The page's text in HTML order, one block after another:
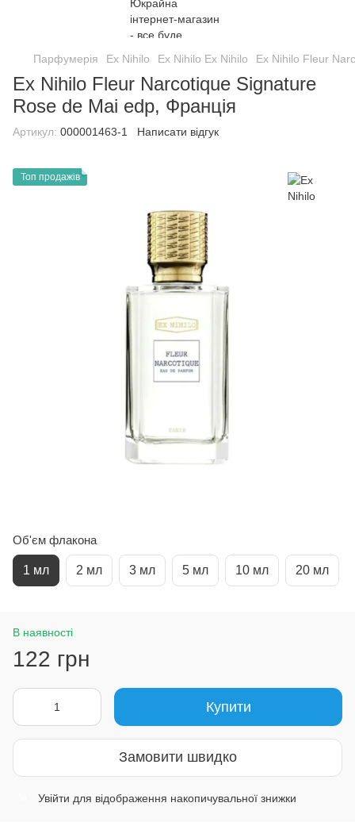
Парфумерія Ex Nihilo Ex Nihilo Ex Nihilo Ex Nihilo Fleur
Ex Nihilo Fleur Narcotique Signature
Rose de Mai edp, Франція
Артикул: 000001463-1 Написати відгук
Топ продажів
Об'єм флакона
1 мл 2 мл 3 мл 5 мл 10 мл 20 мл
В наявності
122 грн
Купити
Замовити швидко
Увійти для відображення накопичувальної знижки